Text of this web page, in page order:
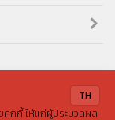
TH
คุกกี้ ให้แก่ผู้ประมวลผล